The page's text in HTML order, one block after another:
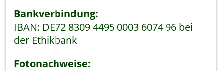
Bankverbindung:
IBAN: DE72 8309 4495 0003 6074 96 bei
der Ethikbank
Fotonachweise: